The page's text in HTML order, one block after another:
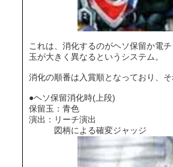
これは、消化するのがヘソ保留か電
玉が大きく異なるというシステム。
消化の順番は入賞順となっており、
●ヘソ保留消化時(上段)
保留玉：青色
演出：リーチ演出
図柄による確変ジャッジ